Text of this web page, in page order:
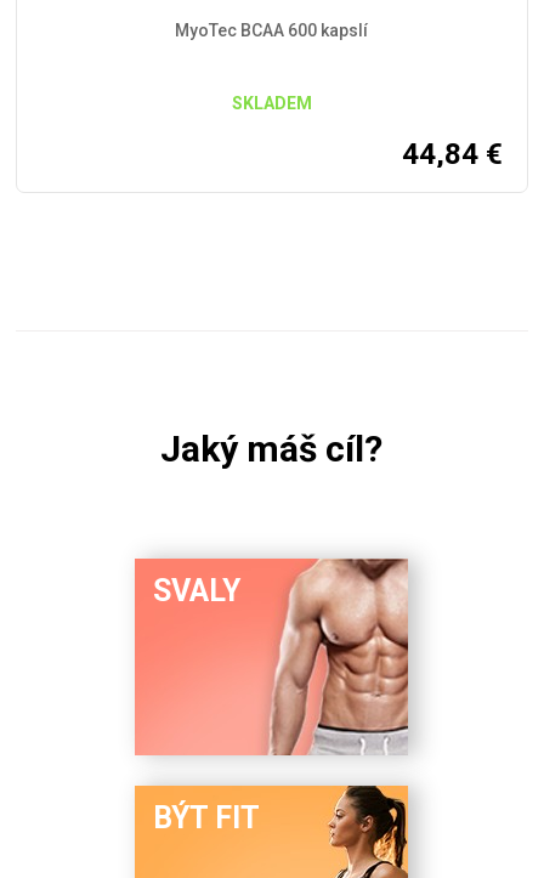
MyoTec BCAA 600 kapslí
SKLADEM
44,84 €
Jaký máš cíl?
SVALY
BÝT FIT